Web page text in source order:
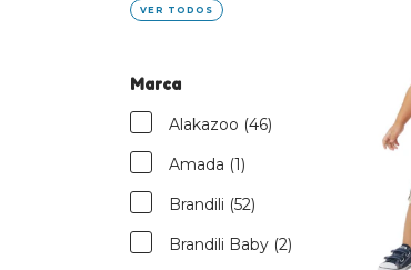
VER TODOS
Marca
Alakazoo (46)
Amada (1)
Brandili (52)
Brandili Baby (2)